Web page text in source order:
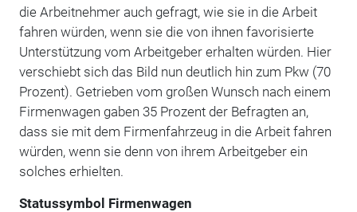
die Arbeitnehmer auch gefragt, wie sie in die Arbeit
fahren würden, wenn sie die von ihnen favorisierte
Unterstützung vom Arbeitgeber erhalten würden. Hier
verschiebt sich das Bild nun deutlich hin zum Pkw (70
Prozent). Getrieben vom großen Wunsch nach einem
Firmenwagen gaben 35 Prozent der Befragten an,
dass sie mit dem Firmenfahrzeug in die Arbeit fahren
würden, wenn sie denn von ihrem Arbeitgeber ein
solches erhielten.
Statussymbol Firmenwagen